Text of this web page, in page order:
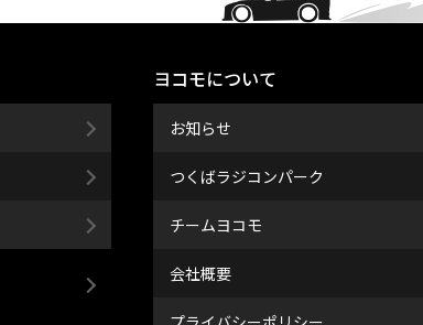
ヨコモについて
お知らせ
つくばラジコンパーク
チームヨコモ
会社概要